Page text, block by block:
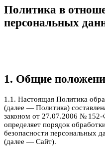
Политика в
персональных
1. Общие
1.1. Настоящая Политика
(далее — Политика)
законом от 27.07.2006 №
определяет порядок
безопасности персональных
(далее — Сайт).